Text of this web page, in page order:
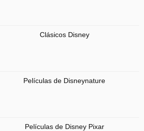
Clásicos Disney
Películas de Disneynature
Películas de Disney Pixar